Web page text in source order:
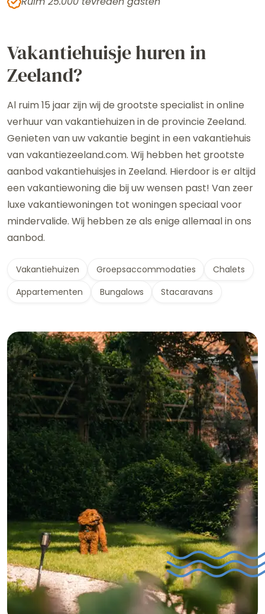
Vakantiehuisje huren in
Zeeland?
Al ruim 15 jaar zijn wij de grootste specialist in online
verhuur van vakantiehuizen in de provincie Zeeland.
Genieten van uw vakantie begint in een vakantiehuis
van vakantiezeeland.com. Wij hebben het grootste
aanbod vakantiehuisjes in Zeeland. Hierdoor is er altijd
een vakantiewoning die bij uw wensen past! Van zeer
luxe vakantiewoningen tot woningen speciaal voor
mindervalide. Wij hebben ze als enige allemaal in ons
aanbod.
Vakantiehuizen Groepsaccommodaties
Chalets
Appartementen
Bungalows Stacaravans